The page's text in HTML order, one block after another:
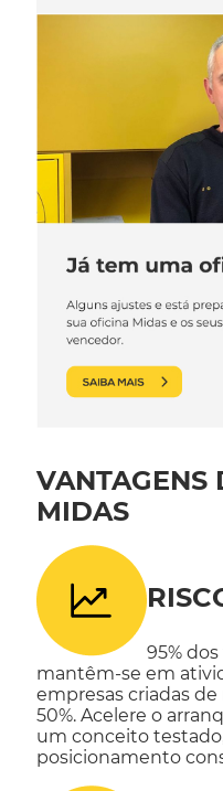
VANTAGENS
MIDAS
95%
mantêm-se em
empresas criadas
50%. Acelere o
um conceito
posicionamento